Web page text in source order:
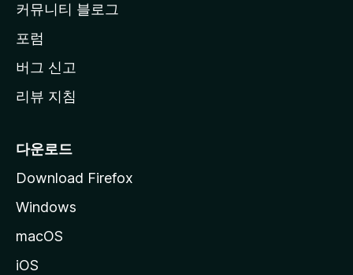
이
동
커뮤니티 블로그
포럼
버그 신고
리뷰 지침
다운로드
Download Firefox
Windows
macOS
iOS